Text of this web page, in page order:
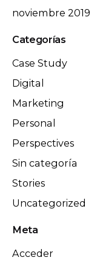
noviembre 2019
Categorías
Case Study
Digital
Marketing
Personal
Perspectives
Sin categoría
Stories
Uncategorized
Meta
Acceder